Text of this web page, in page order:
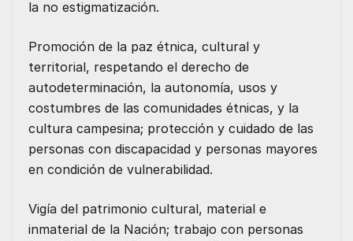
la no estigmatización.
Promoción de la paz étnica, cultural y
territorial, respetando el derecho de
autodeterminación, la autonomía, usos y
costumbres de las comunidades étnicas, y la
cultura campesina; protección y cuidado de las
personas con discapacidad y personas mayores
en condición de vulnerabilidad.
Vigía del patrimonio cultural, material e
inmaterial de la Nación; trabajo con personas